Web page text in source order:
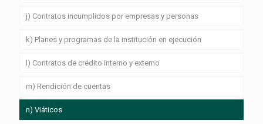
j) Contratos incumplidos por empresas y personas
k) Planes y programas de la institución en ejecución
l) Contratos de crédito interno y externo
m) Rendición de cuentas
n) Viáticos